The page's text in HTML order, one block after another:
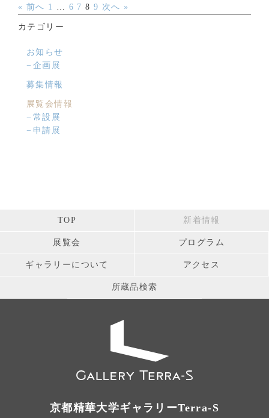
« 前へ 1 6 7 8 9 次へ »
カテゴリー
お知らせ
企画展
募集情報
展覧会情報
常設展
申請展
TOP 新着情報
展覧会 プログラム
ギャラリーについて アクセス
所蔵品検索
京都精華大学ギャラリーTerra-S